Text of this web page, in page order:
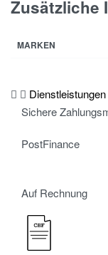
Zusätzliche
MARKEN
Sichere
PostFinance
Auf Rechnung